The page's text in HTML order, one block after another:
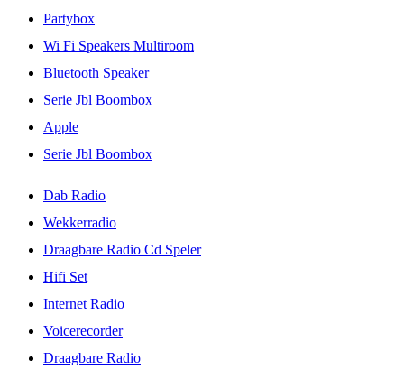
Partybox
Wi Fi Speakers Multiroom
Bluetooth Speaker
Serie Jbl Boombox
Apple
Serie Jbl Boombox
Dab Radio
Wekkerradio
Draagbare Radio Cd Speler
Hifi Set
Internet Radio
Voicerecorder
Draagbare Radio